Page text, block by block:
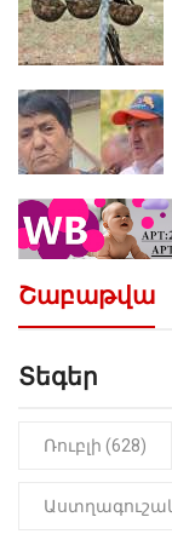
Շաբաթվա
Տեգեր
Ռուբլի (628)